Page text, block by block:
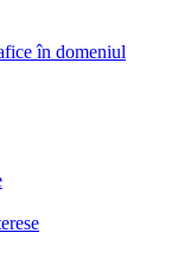
în domeniul